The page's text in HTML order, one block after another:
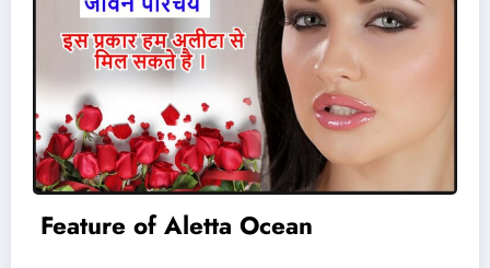
Feature of Aletta Ocean